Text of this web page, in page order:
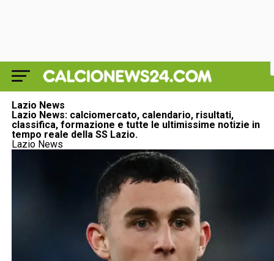
Lazio News
Lazio News: calciomercato, calendario, risultati,
classifica, formazione e tutte le ultimissime notizie in
tempo reale della SS Lazio.
Lazio News